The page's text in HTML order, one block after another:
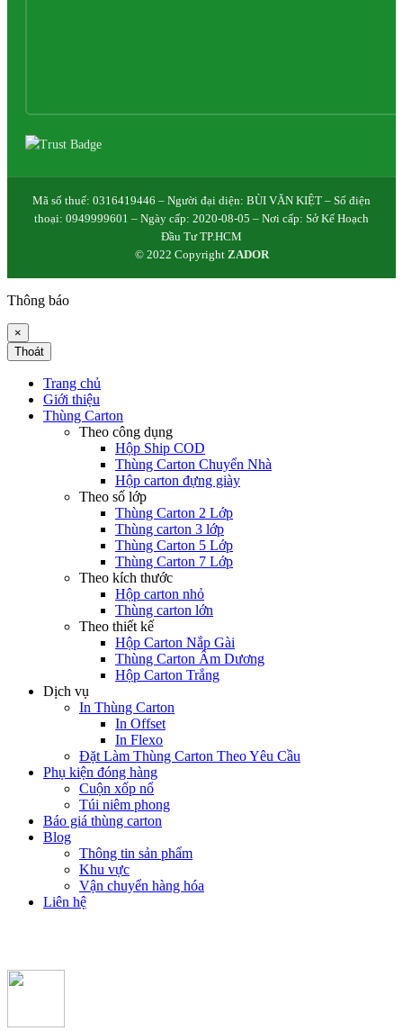
Mã số thuế: 0316419446 – Người đại diện: BÙI VĂN KIỆT – Số điện
thoại: 0949999601 – Ngày cấp: 2020-08-05 – Nơi cấp: Sở Kế Hoạch
Đầu Tư TP.HCM
© 2022 Copyright ZADOR
Thông báo
×
Thoát
Trang chủ
Giới thiệu
Thùng Carton
Theo công dụng
Hộp Ship COD
Thùng Carton Chuyển Nhà
Hộp carton đựng giày
Theo số lớp
Thùng Carton 2 Lớp
Thùng carton 3 lớp
Thùng Carton 5 Lớp
Thùng Carton 7 Lớp
Theo kích thước
Hộp carton nhỏ
Thùng carton lớn
Theo thiết kế
Hộp Carton Nắp Gài
Thùng Carton Âm Dương
Hộp Carton Trắng
Dịch vụ
In Thùng Carton
In Offset
In Flexo
Đặt Làm Thùng Carton Theo Yêu Cầu
Phụ kiện đóng hàng
Cuộn xốp nổ
Túi niêm phong
Báo giá thùng carton
Blog
Thông tin sản phẩm
Khu vực
Vận chuyển hàng hóa
Liên hệ